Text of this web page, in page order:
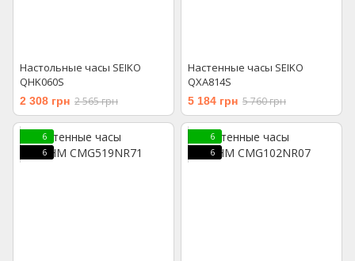
Настольные часы SEIKO
QHK060S
2 308 грн 2 565 грн
Настенные часы SEIKO
QXA814S
5 184 грн 5 760 грн
6
6
6
6